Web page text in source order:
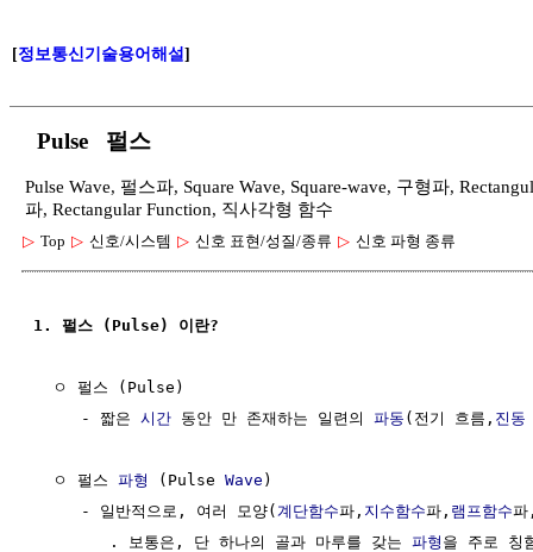
[정보통신기술용어해설]
Pulse 펄스
Pulse Wave, 펄스파, Square Wave, Square-wave, 구형파,
파, Rectangular Function, 직사각형 함수
▷ Top ▷ 신호/시스템 ▷ 신호 표현/성질/종류 ▷ 신호 파형 종류
1. 펄스 (Pulse) 이란?
  ㅇ 펄스 (Pulse)
     - 짧은
시간 동안 만 존재하는 일련의 파동 (전기 흐름, 진동
  ㅇ 펄스
파형 (Pulse Wave )
     - 일반적으로, 여러 모양(
계단함수파, 지수함수파, 램프함수
        . 보통은, 단 하나의 골과 마루를 갖는
파형 을 주로 칭